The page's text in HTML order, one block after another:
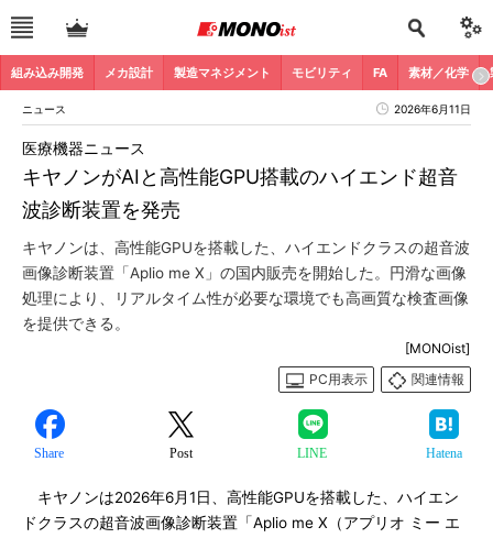
組み込み開発 メカ設計 製造マネジメント モビリティ FA 素材／化学
ニュース 2026年6月11日
キヤノンがAIと高性能GPU搭載のハイエンド超音
波診断装置を発売
医療機器ニュース
キヤノンは、高性能GPUを搭載した、ハイエンドクラスの超音波
画像診断装置「Aplio me X」の国内販売を開始した。円滑な画像
処理により、リアルタイム性が必要な環境でも高画質な検査画像
を提供できる。
[MONOist]
PC用表示
関連情報
Share Post LINE Hatena
キヤノンは2026年6月1日、高性能GPUを搭載した、ハイエン
ドクラスの超音波画像診断装置「Aplio me X（アプリオ ミー エ